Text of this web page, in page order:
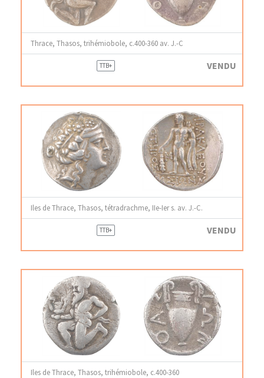
Thrace, Thasos, trihémiobole, c.400-360 av. J.-C
TTB+ VENDU
Iles de Thrace, Thasos, tétradrachme, IIe-Ier s. av. J.-C.
TTB+ VENDU
Iles de Thrace, Thasos, trihémiobole, c.400-360